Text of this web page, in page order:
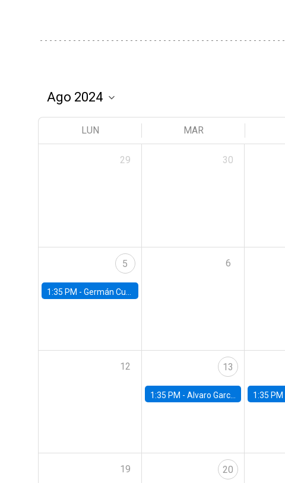
LUN MAR
29 30
5
1:35 PM - Germán Cubas, University of Houston
6
12 13
1:35 PM - Alvaro Garcia-Marin, Universidad de Los Andes 1:35
19 20